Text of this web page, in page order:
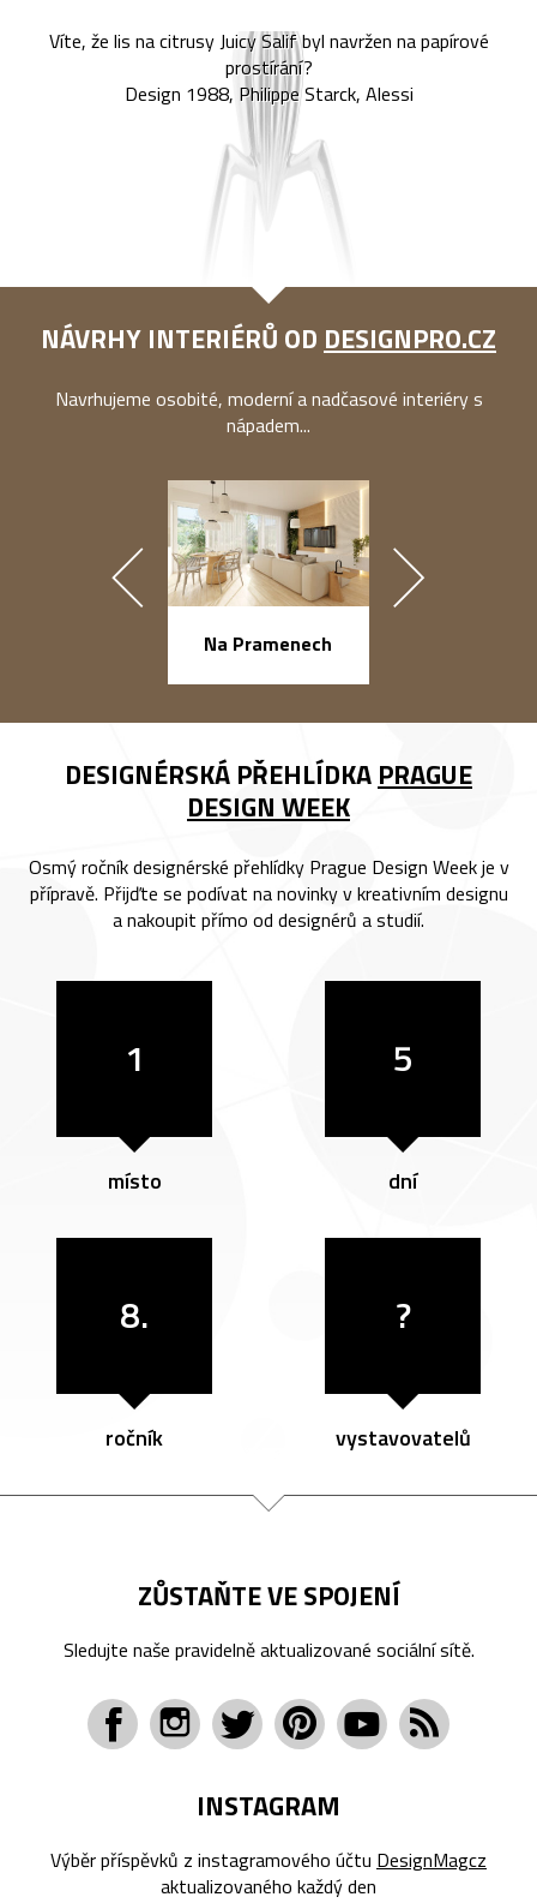
Víte, že lis na citrusy Juicy Salif byl navržen na papírové
prostírání?
Design 1988, Philippe Starck, Alessi
NÁVRHY INTERIÉRŮ OD DESIGNPRO.CZ
Navrhujeme osobité, moderní a nadčasové interiéry s
nápadem...
Na Pramenech
DESIGNÉRSKÁ PŘEHLÍDKA PRAGUE
DESIGN WEEK
Osmý ročník designérské přehlídky Prague Design Week je v
přípravě. Přijďte se podívat na novinky v kreativním designu
a nakoupit přímo od designérů a studií.
1
místo
5
dní
8.
ročník
?
vystavovatelů
ZŮSTAŇTE VE SPOJENÍ
Sledujte naše pravidelně aktualizované sociální sítě.
INSTAGRAM
Výběr příspěvků z instagramového účtu DesignMagcz
aktualizovaného každý den